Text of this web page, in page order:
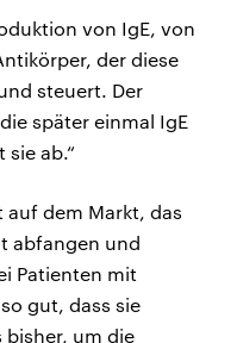
von IgE, von
der diese
steuert. Der
später einmal IgE
ab.“
auf dem Markt, das
abfangen und
Patienten mit
gut, dass sie
bisher, um die